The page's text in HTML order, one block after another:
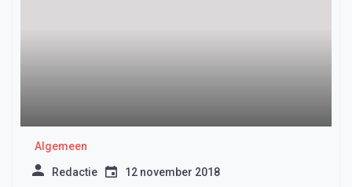
Algemeen
Redactie 12 november 2018